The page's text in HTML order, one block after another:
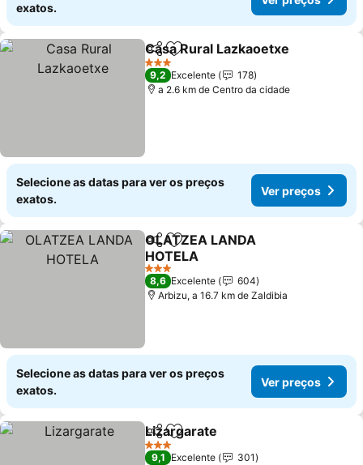
exatos.
PartilharAdicionar aos favoritos
Casa Rural Lazkaoetxe
3 Estrelas
9,2 Excelente
178
a 2.6 km de Centro da cidade
Selecione as datas para ver os preços
exatos.
Ver preços
PartilharAdicionar aos favoritos
OLATZEA LANDA
HOTELA
Ver preços
3 Estrelas
8,6 Excelente
604
Arbizu, a 16.7 km de Zaldibia
Selecione as datas para ver os preços
exatos.
Ver preços
PartilharAdicionar aos favoritos
Lizargarate
3 Estrelas
9,1 Excelente
301